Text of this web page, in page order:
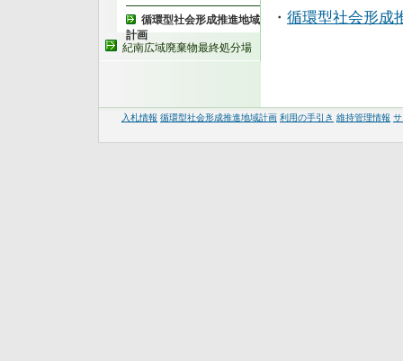
循環型社会形成推進地域
計画
紀南広域廃棄物最終処分場
・ 循環型社会形成
入札情報 循環型社会形成推進地域計画 利用の手引き 維持管理情報